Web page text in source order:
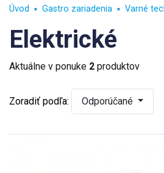
Úvod Gastro zariadenia Varné
Elektrické
Aktuálne v ponuke 2produktov
Zoradiť podľa: Odporúčané